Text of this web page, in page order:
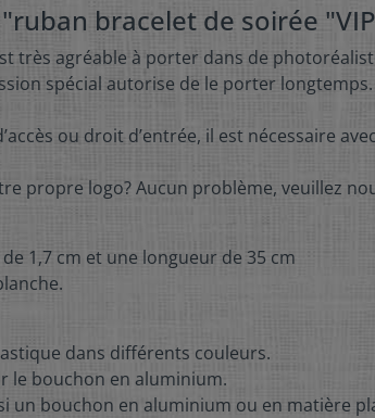
bracelet de soirée
très agréable à porter dans de
spécial autorise de le porter
ou droit d’entrée, il est nécessaire
propre logo? Aucun problème, veuillez
1,7 cm et une longueur de 35 cm
dans différents couleurs.
le bouchon en aluminium.
un bouchon en aluminium ou en matière